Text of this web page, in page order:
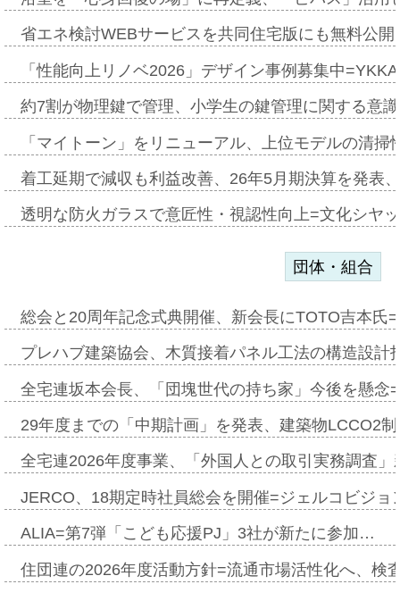
省エネ検討WEBサービスを共同住宅版にも無料公
「性能向上リノベ2026」デザイン事例募集中
約7割が物理鍵で管理、小学生の鍵管理に関する意
「マイトーン」をリニューアル、上位モデルの清
着工延期で減収も利益改善、26年5月期決算を発表
透明な防火ガラスで意匠性・視認性向上=文化シヤ
団体・組合
総会と20周年記念式典開催、新会長にTOTO吉本氏
プレハブ建築協会、木質接着パネル工法の構造設
全宅連坂本会長、「団塊世代の持ち家」今後を懸
29年度までの「中期計画」を発表、建築物LCCO2
全宅連2026年度事業、「外国人との取引実務調査
JERCO、18期定時社員総会を開催=ジェルコビジ
ALIA=第7弾「こども応援PJ」3社が新たに参加…
住団連の2026年度活動方針=流通市場活性化へ、検